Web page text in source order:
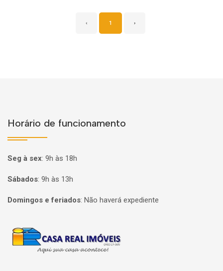
‹ 1 ›
Horário de funcionamento
Seg à sex: 9h às 18h
Sábados: 9h às 13h
Domingos e feriados: Não haverá expediente
Página inicial